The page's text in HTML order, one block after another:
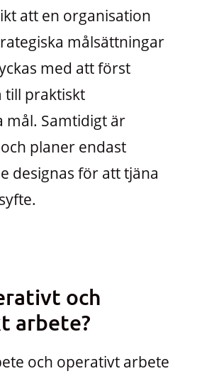
att en organisation
målsättningar
med att först
till praktiskt
Samtidigt är
planer endast
designas för att tjäna
och
arbete?
och operativt arbete